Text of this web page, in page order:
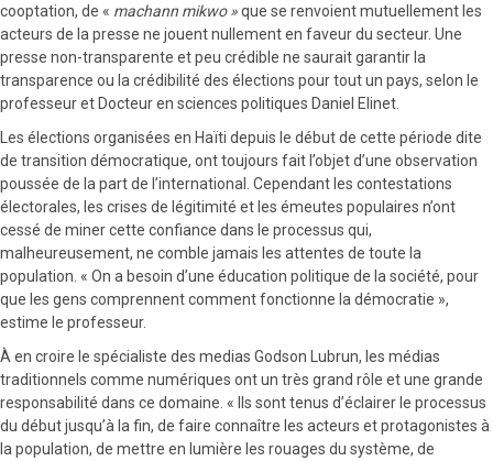
cooptation, de « machann mikwo »que se renvoient mutuellement les
acteurs de la presse ne jouent nullement en faveur du secteur. Une
presse non-transparente et peu crédible ne saurait garantir la
transparence ou la crédibilité des élections pour tout un pays, selon le
professeur et Docteur en sciences politiques Daniel Elinet.
Les élections organisées en Haïti depuis le début de cette période dite
de transition démocratique, ont toujours fait l’objet d’une observation
poussée de la part de l’international. Cependant les contestations
électorales, les crises de légitimité et les émeutes populaires n’ont
cessé de miner cette confiance dans le processus qui,
malheureusement, ne comble jamais les attentes de toute la
population. « On a besoin d’une éducation politique de la société, pour
que les gens comprennent comment fonctionne la démocratie »,
estime le professeur.
À en croire le spécialiste des medias Godson Lubrun, les médias
traditionnels comme numériques ont un très grand rôle et une grande
responsabilité dans ce domaine. « Ils sont tenus d’éclairer le processus
du début jusqu’à la fin, de faire connaître les acteurs et protagonistes à
la population, de mettre en lumière les rouages du système, de